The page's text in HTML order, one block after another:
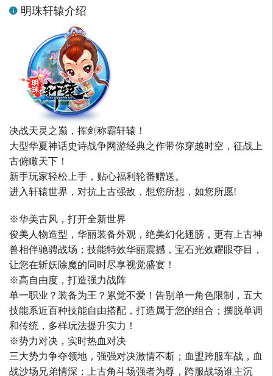
明珠轩辕介绍
决战天灵之巅，挥剑称霸轩辕！
大型华夏神话史诗战争网游经典之作带你穿越时空，征战上
古俯瞰天下！
新手玩家轻松上手，贴心福利轮番赠送。
进入轩辕世界，对抗上古强敌，想您所想，如您所愿!
※华美古风，打开全新世界
俊美人物造型，华丽装备外观，绝美幻化翅膀，更有上古神
兽相伴驰骋战场；技能特效华丽震撼，宝石光效耀眼夺目，
让您在斩妖除魔的同时尽享视觉盛宴！
※高自由度，打造强力战阵
单一职业？装备为王？累觉不爱！告别单一角色限制，五大
技能系近百种技能自由搭配，打造属于您的组合；摆脱单调
和传统，多样玩法提升实力！
※势力对决，实时热血对决
三大势力争夺领地，强强对决激情不断；血盟跨服车战，血
战沙场兄弟情深；上古角斗场强者为尊，跨服战场谁主沉